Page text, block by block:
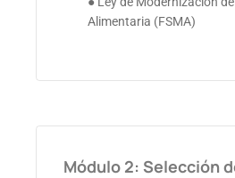
Alimentaria (FSMA)
Módulo 2: Selección